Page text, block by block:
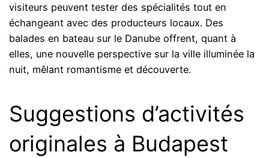
visiteurs peuvent tester des spécialités tout en
échangeant avec des producteurs locaux. Des
balades en bateau sur le Danube offrent, quant à
elles, une nouvelle perspective sur la ville illuminée la
nuit, mêlant romantisme et découverte.
Suggestions d’activités
originales à Budapest